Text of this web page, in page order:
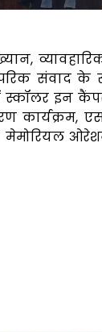
संवाद के
स्कॉलर इन
मेमोरियल